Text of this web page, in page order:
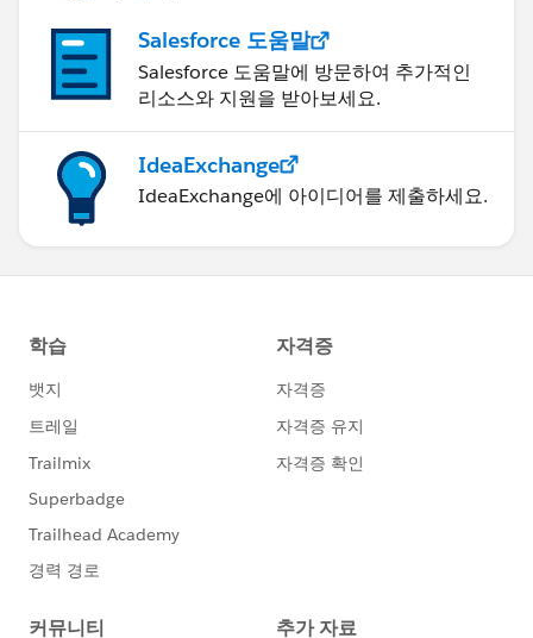
Salesforce 도움말
Salesforce 도움말에 방문하여 추가적인
리소스와 지원을 받아보세요.
IdeaExchange
IdeaExchange에 아이디어를 제출하세요.